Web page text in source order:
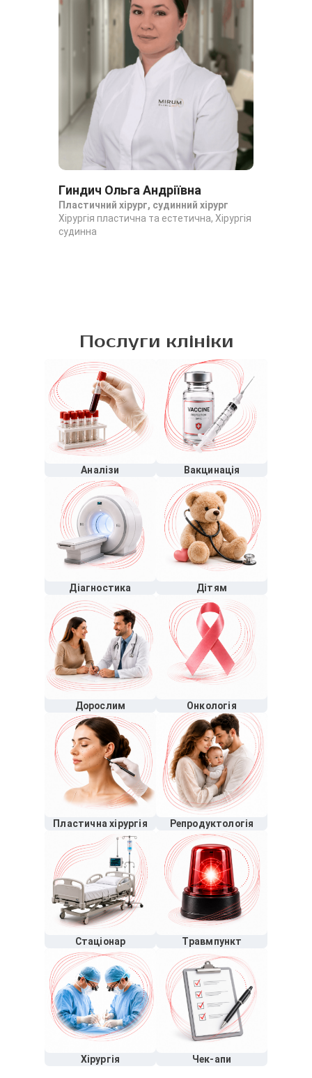
Гиндич Ольга Андріївна
Пластичний хірург, судинний хірург
Хірургія пластична та естетична, Хірургія
судинна
Послуги клініки
Аналізи Вакцинація
Діагностика Дітям
Дорослим Онкологія
Пластична хірургія Репродуктологія
Стаціонар Травмпункт
Хірургія Чек-апи